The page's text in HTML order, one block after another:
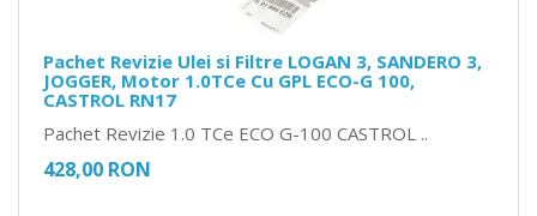
Pachet Revizie Ulei si Filtre LOGAN 3, SANDERO 3,
JOGGER, Motor 1.0TCe Cu GPL ECO-G 100,
CASTROL RN17
Pachet Revizie 1.0 TCe ECO G-100 CASTROL ..
428,00 RON